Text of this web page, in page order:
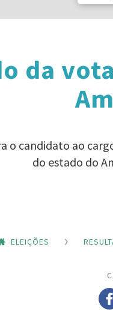
da
o candidato ao
do estado do
ELEIÇÕES